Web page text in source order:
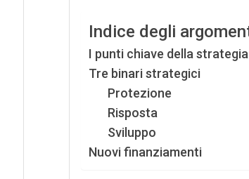
Indice degli
I punti chiave della
Tre binari strategici
Protezione
Risposta
Sviluppo
Nuovi finanziamenti